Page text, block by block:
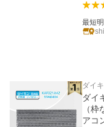
最短
ダイ
ダイ
（